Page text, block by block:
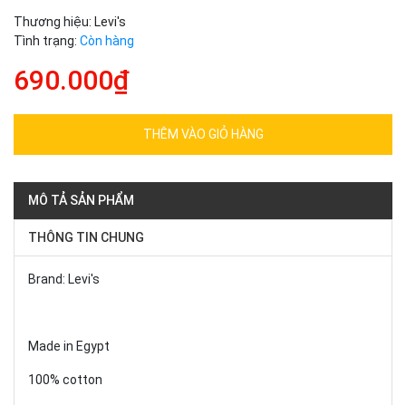
Thương hiệu: Levi's
Tình trạng: Còn hàng
690.000₫
THÊM VÀO GIỎ HÀNG
MÔ TẢ SẢN PHẨM
THÔNG TIN CHUNG
Brand: Levi's
Made in Egypt
100% cotton